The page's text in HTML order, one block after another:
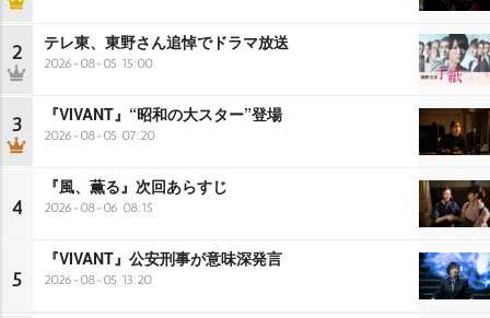
2 テレ東、東野さん追悼でドラマ放送
2026-08-05 15:00
3 『VIVANT』“昭和の大スター”登場
2026-08-05 07:20
4
『風、薫る』次回あらすじ
2026-08-06 08:15
5
『VIVANT』公安刑事が意味深発言
2026-08-05 13:20